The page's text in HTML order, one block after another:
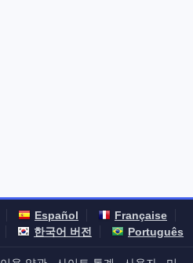
Español
Française
한국어 버전 Português